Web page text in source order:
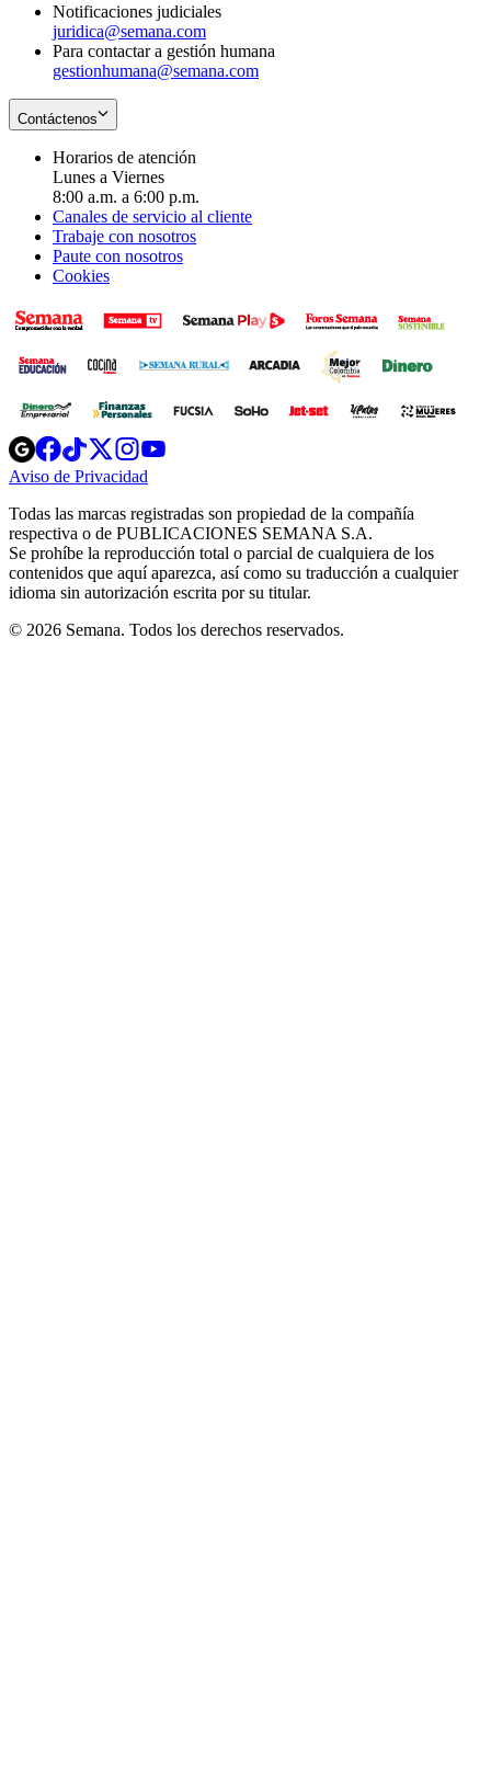
Notificaciones judiciales
juridica@semana.com
Para contactar a gestión humana
gestionhumana@semana.com
Contáctenos
Horarios de atención
Lunes a Viernes
8:00 a.m. a 6:00 p.m.
Canales de servicio al cliente
Trabaje con nosotros
Paute con nosotros
Cookies
Opens
in
new
Opens
in
new
Opens
in
new
window
Opens
new
windowwindow
Aviso de Privacidad
new
window
Todas las marcas registradas son propiedad de la compañía
respectiva o de PUBLICACIONES SEMANA S.A.
Se prohíbe la reproducción total o parcial de cualquiera de los
contenidos que aquí aparezca, así como su traducción a cualquier
idioma sin autorización escrita por su titular.
© 2026 Semana. Todos los derechos reservados.